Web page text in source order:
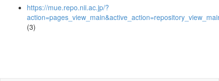
https://mue.repo.nii.ac.jp/?
(3)